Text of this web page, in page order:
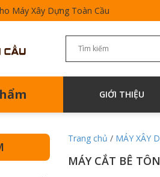
Máy Xây Dựng Toàn Cầu
GIỚI THIỆU
Trang chủ / MÁY XÂY
MÁY CẮT BÊ